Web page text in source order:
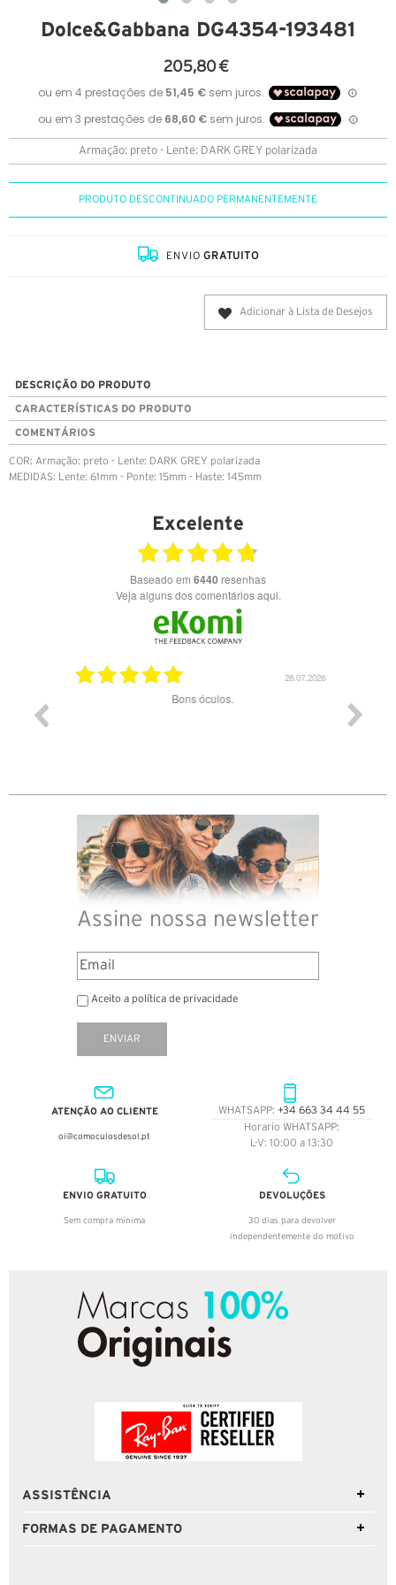
Dolce&Gabbana DG4354-193481
205,80 €
Armação: preto - Lente: DARK GREY polarizada
PRODUTO DESCONTINUADO PERMANENTEMENTE
ENVIOGRATUITO
Adicionar à Lista de Desejos
DESCRIÇÃO DO PRODUTO
CARACTERÍSTICAS DO PRODUTO
COMENTÁRIOS
COR: Armação: preto - Lente: DARK GREY polarizada
MEDIDAS: Lente: 61mm - Ponte: 15mm - Haste: 145mm
Excelente
Baseado em 6440 resenhas
Veja alguns dos comentários aqui.
28.07.2026
Bons óculos.
Assine nossa newsletter
Aceito a política de privacidade
ENVIAR
ATENÇÃO AO CLIENTE
oi@comoculosdesol.pt
WHATSAPP: +34 663 34 44 55
Horario WHATSAPP:
L-V: 10:00 a 13:30
ENVIO GRATUITO
Sem compra mínima
DEVOLUÇÕES
30 dias para devolver
independentemente do motivo
ASSISTÊNCIA
FORMAS DE PAGAMENTO